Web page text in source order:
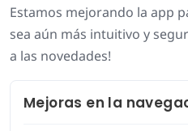
Estamos mejorando la app
sea aún más intuitivo y
a las novedades!
Mejoras en la